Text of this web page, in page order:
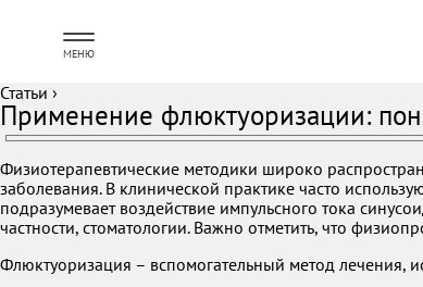
МЕНЮ
Статьи ›
Применение флюктуоризации:
Физиотерапевтические методики широко
заболевания. В клинической практике часто
подразумевает воздействие импульсного тока
частности, стоматологии. Важно отметить, что
Флюктуоризация – вспомогательный метод лечения,